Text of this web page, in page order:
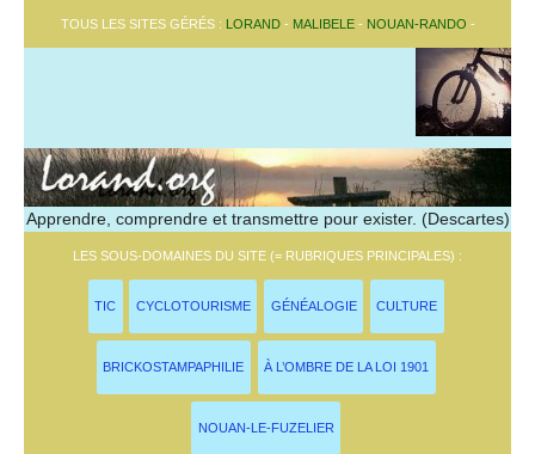
TOUS LES SITES GÉRÉS : LORAND- MALIBELE- NOUAN-RANDO -
Apprendre, comprendre et transmettre pour exister. (Descartes)
LES SOUS-DOMAINES DU SITE (= RUBRIQUES PRINCIPALES) :
TIC CYCLOTOURISME GÉNÉALOGIE CULTURE
BRICKOSTAMPAPHILIE À L’OMBRE DE LA LOI 1901
NOUAN-LE-FUZELIER